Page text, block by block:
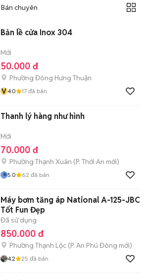
Bán chuyên
Bản lề cửa Inox 304
Mới
50.000 đ
Phường Đông Hưng Thuận
V4.0 17 đã bán
Thanh lý hàng như hình
Mới
70.000 đ
Phường Thạnh Xuân (P. Thới An mới)
5.0 62 đã bán
Máy bơm tăng áp National A-125-JBC
Tốt Fun Đẹp
Đã sử dụng
850.000 đ
Phường Thạnh Lộc (P. An Phú Đông mới)
4.2 25 đã bán